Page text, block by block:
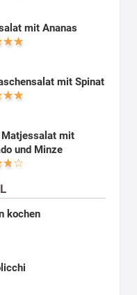
mit Ananas
mit Spinat
mit
und Minze
kochen